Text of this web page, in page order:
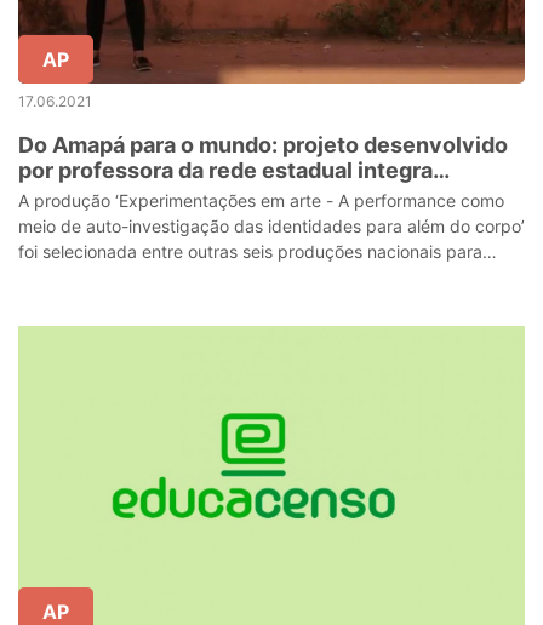
AP
17.06.2021
Do Amapá para o mundo: projeto desenvolvido
por professora da rede estadual integra
exposição da ONU na Europa
A produção ‘Experimentações em arte - A performance como
meio de auto-investigação das identidades para além do corpo’
foi selecionada entre outras seis produções nacionais para
AP